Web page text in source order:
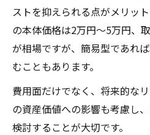
ストを抑えられる点がメリッ
の本体価格は2万円〜5万円、
が相場ですが、簡易型であれ
むこともあります。
費用面だけでなく、将来的な
の資産価値への影響も考慮し
検討することが大切です。